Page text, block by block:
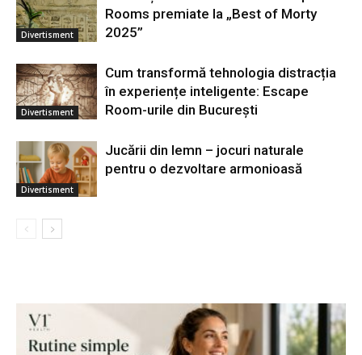
Divertisment
Rooms premiate la „Best of Morty
2025”
Divertisment
Cum transformă tehnologia distracția
în experiențe inteligente: Escape
Room-urile din București
Divertisment
Jucării din lemn – jocuri naturale
pentru o dezvoltare armonioasă